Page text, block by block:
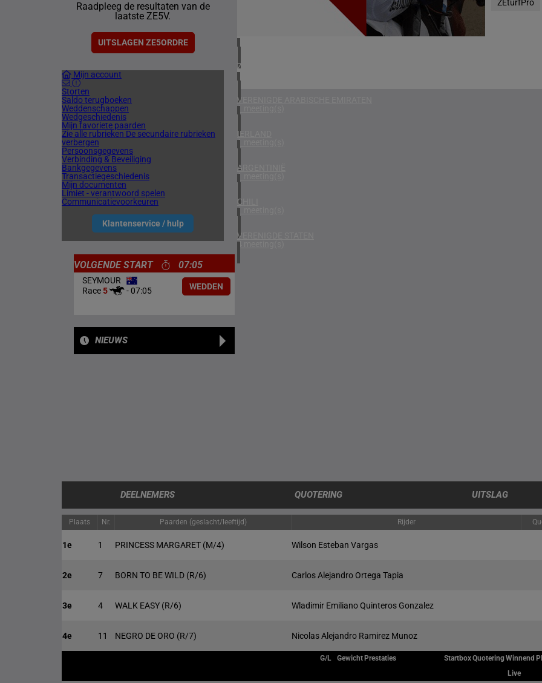
Raadpleeg de resultaten van de
laatste ZE5V.
UITSLAGEN ZE5ORDRE
Mijn account
Storten
Saldo terugboeken
Weddenschappen
Wedgeschiedenis
Mijn favoriete paarden
Zie alle rubrieken De secundaire rubrieken
verbergen
Persoonsgegevens
Verbinding & Beveiliging
Bankgegevens
Transactiegeschiedenis
Mijn documenten
Limiet - verantwoord spelen
Communicatievoorkeuren
Klantenservice / hulp
1 meeting(s)
ZUID-AFRIKA
1 meeting(s)
VERENIGDE ARABISCHE EMIRATEN
1 meeting(s)
IERLAND
1 meeting(s)
ARGENTINIË
1 meeting(s)
CHILI
1 meeting(s)
VERENIGDE STATEN
4 meeting(s)
ZEturfPro
VOLGENDE START 07:05
SEYMOUR
Race5 -07:05 WEDDEN
NIEUWS
DEELNEMERS QUOTERING UITSLAG
Plaats Nr. Paarden (geslacht/leeftijd) Rijder
1e 1 PRINCESS MARGARET (M/4) Wilson Esteban Vargas
2e 7 BORN TO BE WILD (R/6) Carlos Alejandro Ortega Tapia
3e 4 WALK EASY (R/6) Wladimir Emiliano Quinteros Gonzalez
4e 11 NEGRO DE ORO (R/7) Nicolas Alejandro Ramirez Munoz
G/L Gewicht Prestaties StartboxQuoteringWinnend
Live